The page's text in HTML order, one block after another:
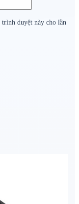
duyệt này cho lần